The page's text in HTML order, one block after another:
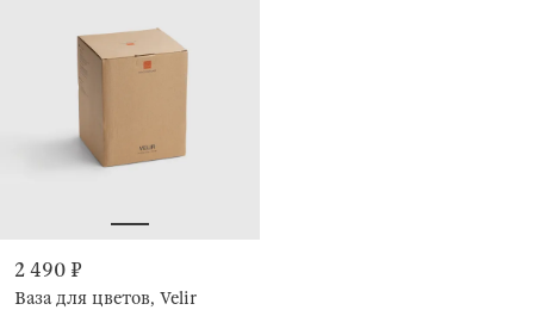
2 490 ₽
Ваза для цветов, Velir